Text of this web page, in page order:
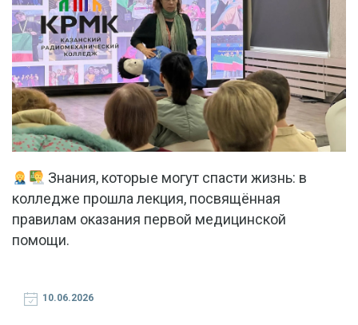
Знания, которые могут спасти жизнь: в
колледже прошла лекция, посвящённая
правилам оказания первой медицинской
помощи.
10.06.2026